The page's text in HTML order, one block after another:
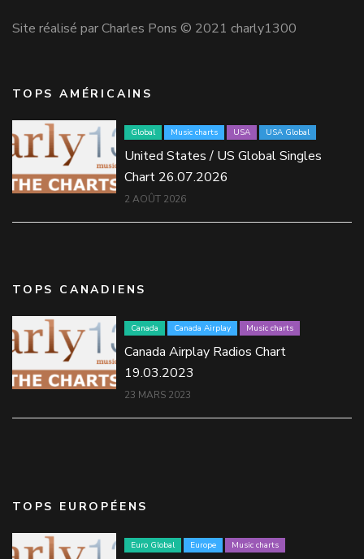
Site réalisé par Charles Pons © 2021 charly1300
TOPS AMÉRICAINS
Global Music charts USA USA Global
United States / US Global Singles
Chart 26.07.2026
2 AOÛT 2026
TOPS CANADIENS
Canada Canada Airplay Music charts
Canada Airplay Radios Chart
19.03.2023
23 MARS 2023
TOPS EUROPÉENS
Euro Global Europe Music charts